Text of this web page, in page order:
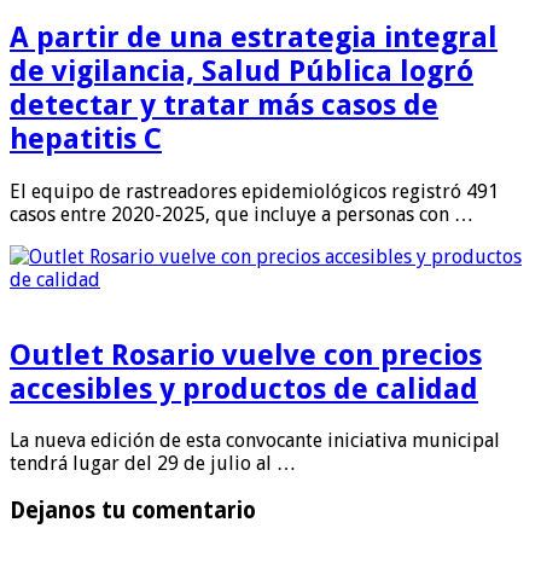
A partir de una estrategia integral
de vigilancia, Salud Pública logró
detectar y tratar más casos de
hepatitis C
El equipo de rastreadores epidemiológicos registró 491
casos entre 2020-2025, que incluye a personas con …
Outlet Rosario vuelve con precios
accesibles y productos de calidad
La nueva edición de esta convocante iniciativa municipal
tendrá lugar del 29 de julio al …
Dejanos tu comentario